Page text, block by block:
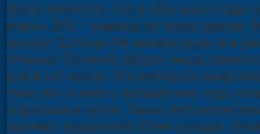
Всем известно, что в обычные годы
равно 365 – именно за такое время
вокруг Солнца. На самом деле эти
точные. Полный оборот наша
дней и 6 часов. Эти излишки
трех лет, а уже к четвертому году
отдельные сутки. Такое
времен правления Юлия Цезаря.